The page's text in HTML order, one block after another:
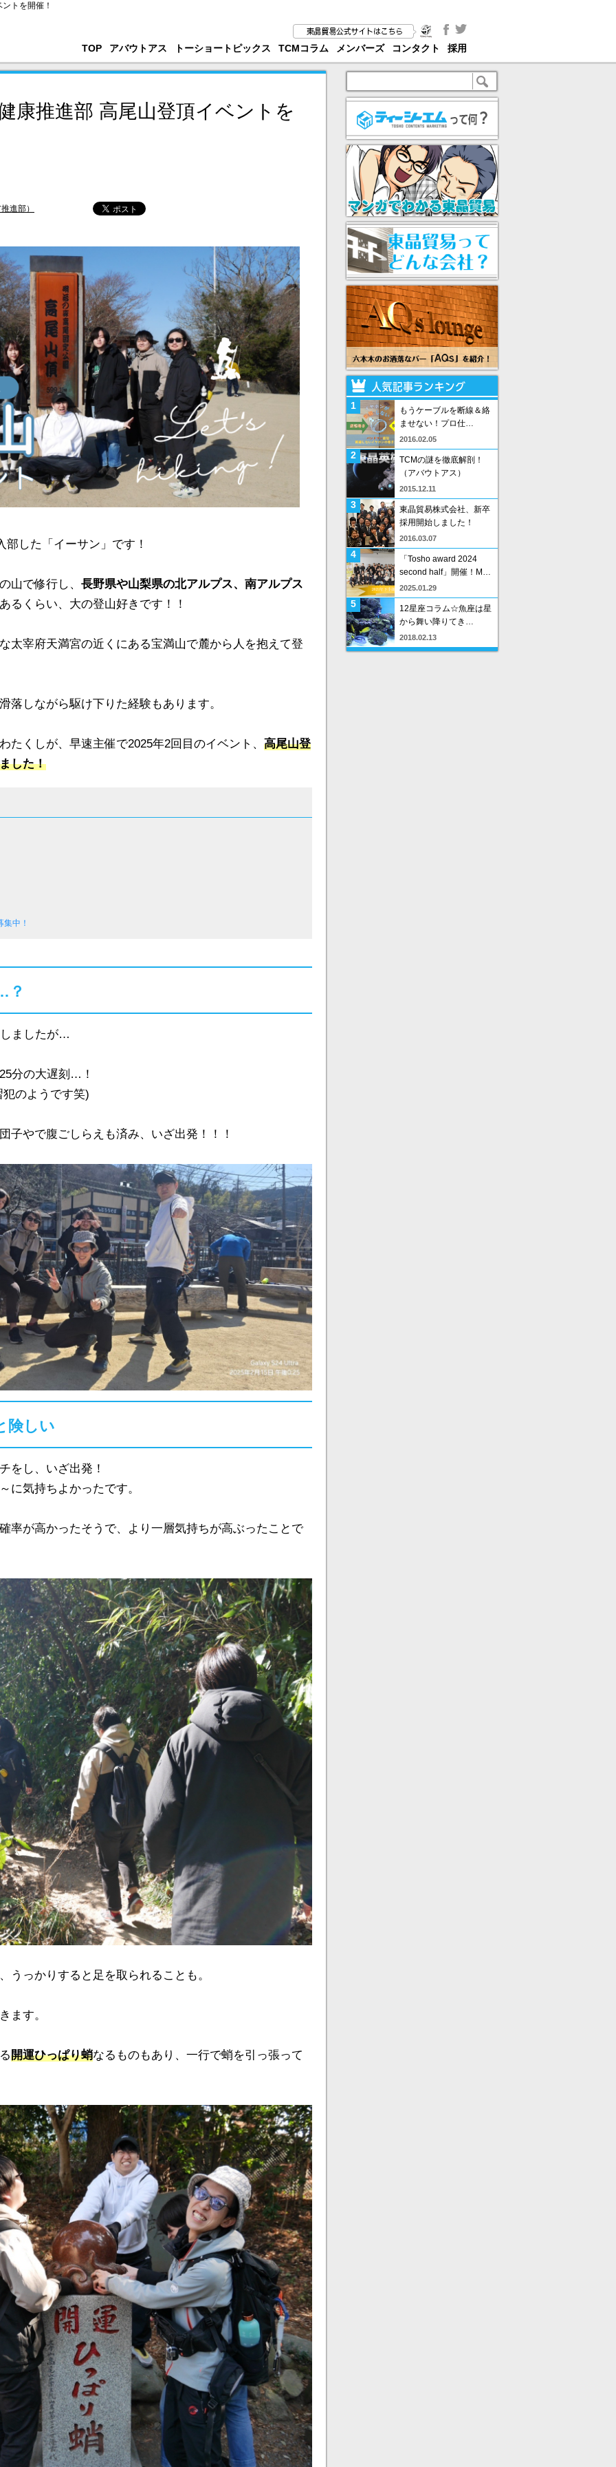
トを開催！
TOP アバウトアス トーショートピックス TCMコラム メンバーズ コンタクト 採用
康推進部 高尾山登頂イベントを
進部）
した「イーサン」です！
山で修行し、 長野県や山梨県の北アルプス、南アルプス
るくらい、大の登山好きです！！
太宰府天満宮の近くにある宝満山で麓から人を抱えて登
落しながら駆け下りた経験もあります。
たくしが、早速主催で2025年2回目のイベント、 高尾山登
した！
中！
？
ましたが…
分の大遅刻…！
のようです笑)
子やで腹ごしらえも済み、いざ出発！！！
険しい
をし、いざ出発！
に気持ちよかったです。
率が高かったそうで、より一層気持ちが高ぶったことで
うっかりすると足を取られることも。
ます。
開運ひっぱり蛸なるものもあり、一行で蛸を引っ張って
1
もうケーブルを断線＆絡
ませない！プロ仕…
2016.02.05
2
TCMの謎を徹底解剖！
（アバウトアス）
2015.12.11
3
東晶貿易株式会社、新卒
採用開始しました！
2016.03.07
4
「Tosho award 2024
second half」開催！M…
2025.01.29
5
12星座コラム☆魚座は星
から舞い降りてき…
2018.02.13